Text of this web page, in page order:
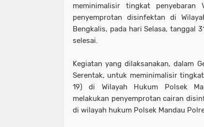
meminimalisir tingkat penyebaran
penyemprotan disinfektan di
Bengkalis, pada hari Selasa, tanggal
selesai.
Kegiatan yang dilaksanakan, dalam
Serentak, untuk meminimalisir
19) di Wilayah Hukum Polsek
melakukan penyemprotan cairan
di wilayah hukum Polsek Mandau